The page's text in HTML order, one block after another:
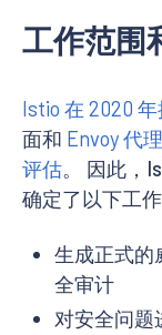
工作范围
Istio 在 2020
面和 Envoy 代理
评估。 因此，
确定了以下工作
生成正式的
全审计
对安全问题